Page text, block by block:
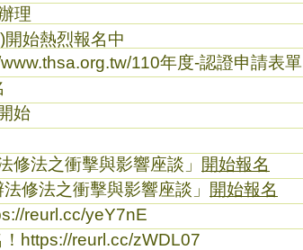
理
始熱烈報名中
110年度-認證申請表單
始
修法之衝擊與影響座談」 開始報名
修法之衝擊與影響座談」 開始報名
reurl.cc/yeY7nE
https://reurl.cc/zWDL07